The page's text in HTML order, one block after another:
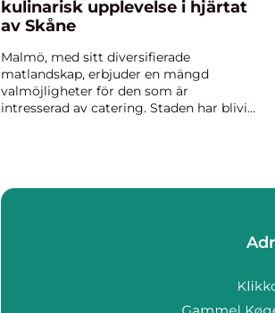
kulinarisk upplevelse i hjärtat
av Skåne
Malmö, med sitt diversifierade
matlandskap, erbjuder en mängd
valmöjligheter för den som är
intresserad av catering. Staden har blivit